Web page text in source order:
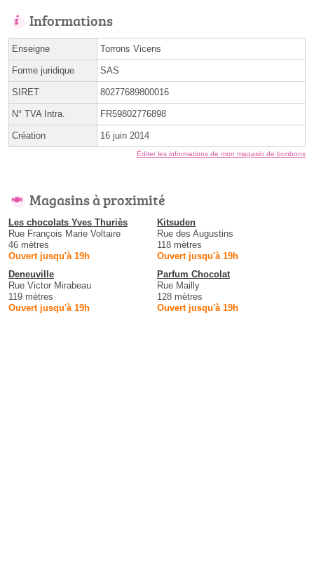
Informations
Enseigne Torrons Vicens
Forme juridique SAS
SIRET 80277689800016
N° TVA Intra. FR59802776898
Création 16 juin 2014
Éditer les informations de mon magasin de bonbons
Magasins à proximité
Les chocolats Yves Thuriès
Rue François Marie Voltaire
46 mètres
Ouvert jusqu'à 19h
Kitsuden
Rue des Augustins
118 mètres
Ouvert jusqu'à 19h
Deneuville
Rue Victor Mirabeau
119 mètres
Ouvert jusqu'à 19h
Parfum Chocolat
Rue Mailly
128 mètres
Ouvert jusqu'à 19h